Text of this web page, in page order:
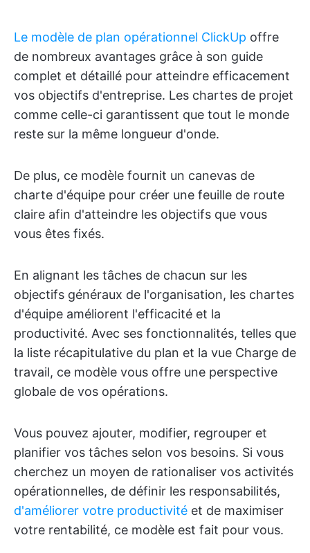
Le modèle de plan opérationnel ClickUp offre
de nombreux avantages grâce à son guide
complet et détaillé pour atteindre efficacement
vos objectifs d'entreprise. Les chartes de projet
comme celle-ci garantissent que tout le monde
reste sur la même longueur d'onde.
De plus, ce modèle fournit un canevas de
charte d'équipe pour créer une feuille de route
claire afin d'atteindre les objectifs que vous
vous êtes fixés.
En alignant les tâches de chacun sur les
objectifs généraux de l'organisation, les chartes
d'équipe améliorent l'efficacité et la
productivité. Avec ses fonctionnalités, telles que
la liste récapitulative du plan et la vue Charge de
travail, ce modèle vous offre une perspective
globale de vos opérations.
Vous pouvez ajouter, modifier, regrouper et
planifier vos tâches selon vos besoins. Si vous
cherchez un moyen de rationaliser vos activités
opérationnelles, de définir les responsabilités,
d'améliorer votre productivité et de maximiser
votre rentabilité, ce modèle est fait pour vous.